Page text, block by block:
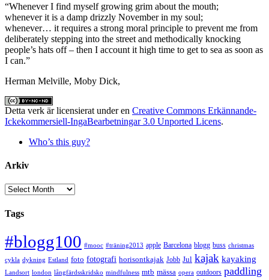
“Whenever I find myself growing grim about the mouth;
whenever it is a damp drizzly November in my soul;
whenever… it requires a strong moral principle to prevent me from
deliberately stepping into the street and methodically knocking
people’s hats off – then I account it high time to get to sea as soon as
I can.”
Herman Melville, Moby Dick,
Detta verk är licensierat under en Creative Commons Erkännande-
Ickekommersiell-IngaBearbetningar 3.0 Unported Licens.
Who’s this guy?
Arkiv
Arkiv
Tags
#blogg100 #mooc #träning2013 apple Barcelona blogg buss christmas
cykla dykning Estland foto fotografi horisontkajak Jobb Jul kajak kayaking
Landsort london långfärdsskridsko mindfulness mtb mässa opera outdoors paddling